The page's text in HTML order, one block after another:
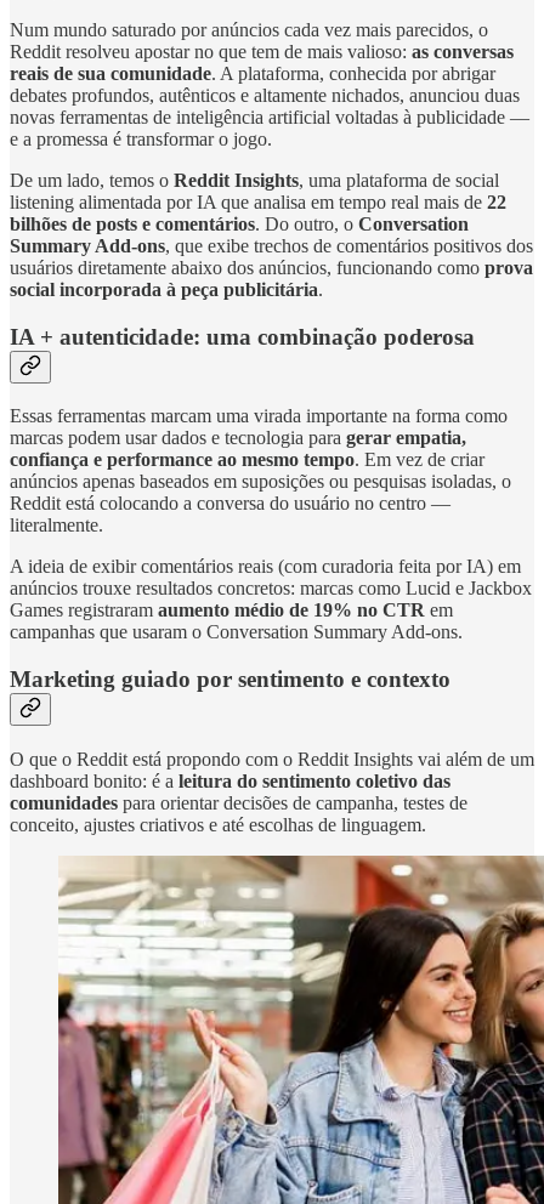
Num mundo saturado por anúncios cada vez mais parecidos, o
Reddit resolveu apostar no que tem de mais valioso: as conversas
reais de sua comunidade. A plataforma, conhecida por abrigar
debates profundos, autênticos e altamente nichados, anunciou duas
novas ferramentas de inteligência artificial voltadas à publicidade —
e a promessa é transformar o jogo.
De um lado, temos o Reddit Insights, uma plataforma de social
listening alimentada por IA que analisa em tempo real mais de 22
bilhões de posts e comentários. Do outro, o Conversation
Summary Add-ons, que exibe trechos de comentários positivos dos
usuários diretamente abaixo dos anúncios, funcionando como prova
social incorporada à peça publicitária.
IA + autenticidade: uma combinação poderosa
Essas ferramentas marcam uma virada importante na forma como
marcas podem usar dados e tecnologia para gerar empatia,
confiança e performance ao mesmo tempo. Em vez de criar
anúncios apenas baseados em suposições ou pesquisas isoladas, o
Reddit está colocando a conversa do usuário no centro —
literalmente.
A ideia de exibir comentários reais (com curadoria feita por IA) em
anúncios trouxe resultados concretos: marcas como Lucid e Jackbox
Games registraram aumento médio de 19% no CTR em
campanhas que usaram o Conversation Summary Add-ons.
Marketing guiado por sentimento e contexto
O que o Reddit está propondo com o Reddit Insights vai além de um
dashboard bonito: é a leitura do sentimento coletivo das
comunidades para orientar decisões de campanha, testes de
conceito, ajustes criativos e até escolhas de linguagem.